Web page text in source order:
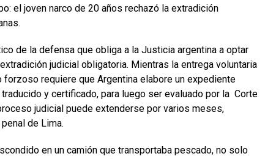
el joven narco de 20 años rechazó la extradición
de la defensa que obliga a la Justicia argentina a optar
judicial obligatoria. Mientras la entrega voluntaria
requiere que Argentina elabore un expediente
y certificado, para luego ser evaluado por la Corte
judicial puede extenderse por varios meses,
de Lima.
en un camión que transportaba pescado, no solo